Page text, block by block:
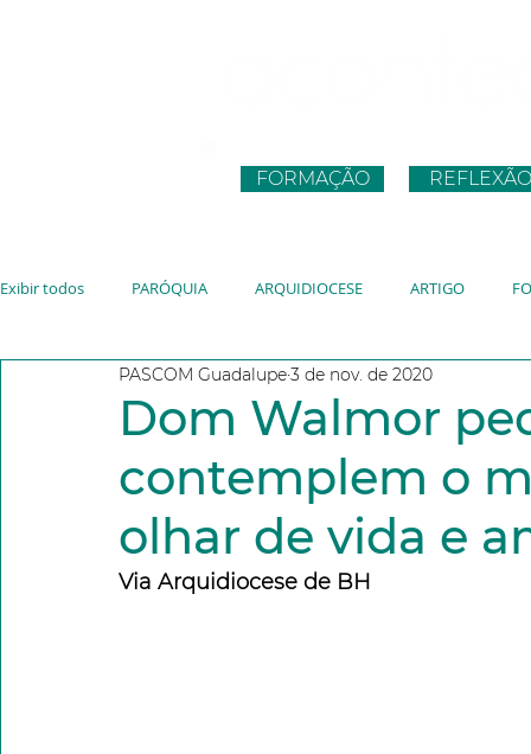
FORMAÇÃO REFLEXÃO
Exibir todos PARÓQUIA ARQUIDIOCESE ARTIGO
JUVENTUDE VATICANO JMJ
Dom Walmor
contemplem o
olhar de vida e
PASCOM Guadalupe3 de nov. de 2020
Via Arquidiocese de BH